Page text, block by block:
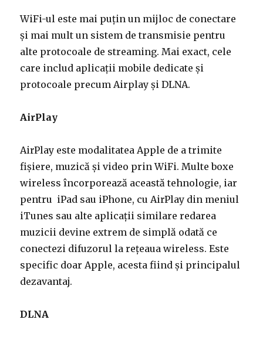
WiFi-ul este mai puțin un mijloc de conectare
și mai mult un sistem de transmisie pentru
alte protocoale de streaming. Mai exact, cele
care includ aplicații mobile dedicate și
protocoale precum Airplay și DLNA.
AirPlay
AirPlay este modalitatea Apple de a trimite
fișiere, muzică și video prin WiFi. Multe boxe
wireless încorporează această tehnologie, iar
pentru iPad sau iPhone, cu AirPlay din meniul
iTunes sau alte aplicații similare redarea
muzicii devine extrem de simplă odată ce
conectezi difuzorul la rețeaua wireless. Este
specific doar Apple, acesta fiind și principalul
dezavantaj.
DLNA